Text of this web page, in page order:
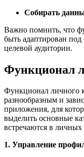
Собирать
Важно помнить, что
быть адаптирован
целевой аудитории.
Функционал
Функционал личного
разнообразным и
приложения, для
выделить основные
встречаются в личных
1. Управление